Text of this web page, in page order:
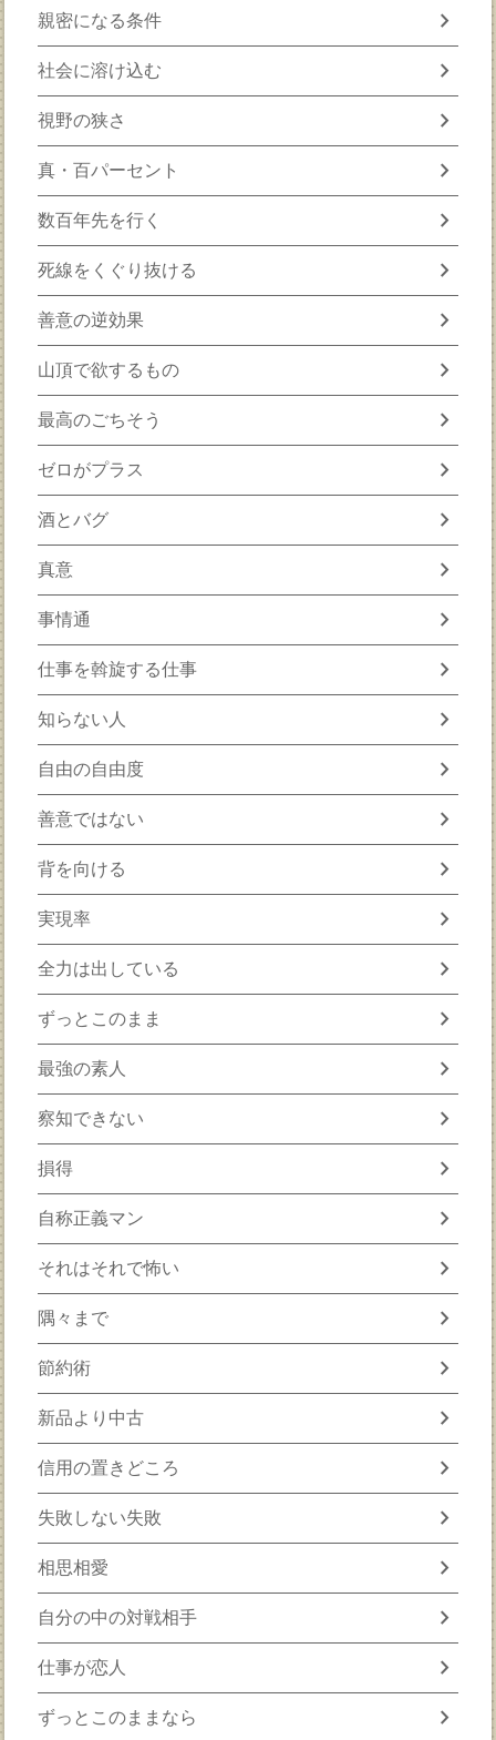
親密になる条件 chevron_right
社会に溶け込む chevron_right
視野の狭さ chevron_right
真・百パーセント chevron_right
数百年先を行く chevron_right
死線をくぐり抜ける chevron_right
善意の逆効果 chevron_right
山頂で欲するもの chevron_right
最高のごちそう chevron_right
ゼロがプラス chevron_right
酒とバグ chevron_right
真意 chevron_right
事情通 chevron_right
仕事を斡旋する仕事 chevron_right
知らない人 chevron_right
自由の自由度 chevron_right
善意ではない chevron_right
背を向ける chevron_right
実現率 chevron_right
全力は出している chevron_right
ずっとこのまま chevron_right
最強の素人 chevron_right
察知できない chevron_right
損得 chevron_right
自称正義マン chevron_right
それはそれで怖い chevron_right
隅々まで chevron_right
節約術 chevron_right
新品より中古 chevron_right
信用の置きどころ chevron_right
失敗しない失敗 chevron_right
相思相愛 chevron_right
自分の中の対戦相手 chevron_right
仕事が恋人 chevron_right
ずっとこのままなら chevron_right